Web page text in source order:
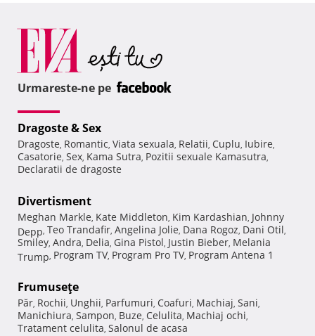
Urmareste-ne pe
Dragoste & Sex
Dragoste, Romantic, Viata sexuala, Relatii, Cuplu, Iubire,
Casatorie, Sex, Kama Sutra, Pozitii sexuale Kamasutra,
Declaratii de dragoste
Divertisment
Meghan Markle, Kate Middleton, Kim Kardashian, Johnny
Depp, Teo Trandafir, Angelina Jolie, Dana Rogoz, Dani Otil,
Smiley, Andra, Delia, Gina Pistol, Justin Bieber, Melania
Trump, Program TV, Program Pro TV, Program Antena 1
Frumuseţe
Păr, Rochii, Unghii, Parfumuri, Coafuri, Machiaj, Sani,
Manichiura, Sampon, Buze, Celulita, Machiaj ochi,
Tratament celulita, Salonul de acasa